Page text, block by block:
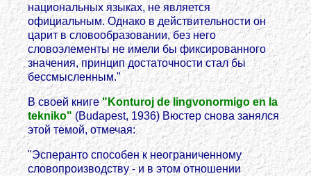
национальных языках, не является
официальным. Однако в действительности он
царит в словообразовании, без него
словоэлементы не имели бы фиксированного
значения, принцип достаточности стал бы
бессмысленным."
В своей книге"Konturoj de lingvonormigo en la
tekniko"(Budapest, 1936) Вюстер снова занялся
этой темой, отмечая:
"Эсперанто способен к неограниченному
словопроизводству - и в этом отношении